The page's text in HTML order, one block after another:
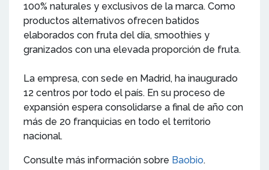
100% naturales y exclusivos de la marca. Como
productos alternativos ofrecen batidos
elaborados con fruta del día, smoothies y
granizados con una elevada proporción de fruta.
La empresa, con sede en Madrid, ha inaugurado
12 centros por todo el país. En su proceso de
expansión espera consolidarse a final de año con
más de 20 franquicias en todo el territorio
nacional.
Consulte más información sobre Baobio.